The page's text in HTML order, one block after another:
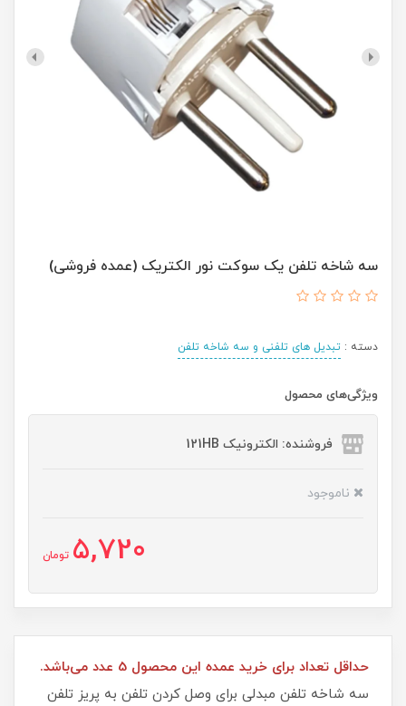
سه شاخه تلفن یک سوکت نور الکتریک (عمده فروشی)
دسته : تبدیل های تلفنی و سه شاخه تلفن
ویژگی‌های محصول
فروشنده: الکترونیک 121HB
ناموجود
5,720 تومان
حداقل تعداد برای خرید عمده این محصول 5 عدد می‌باشد.
سه شاخه تلفن مبدلی برای وصل کردن تلفن به پریز تلفن